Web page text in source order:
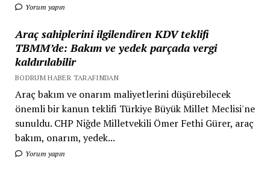
Yorum yapın
Araç sahiplerini ilgilendiren KDV teklifi
TBMM’de: Bakım ve yedek parçada vergi
kaldırılabilir
BODRUM HABER TARAFINDAN
Araç bakım ve onarım maliyetlerini düşürebilecek
önemli bir kanun teklifi Türkiye Büyük Millet Meclisi'ne
sunuldu. CHP Niğde Milletvekili Ömer Fethi Gürer, araç
bakım, onarım, yedek...
Yorum yapın